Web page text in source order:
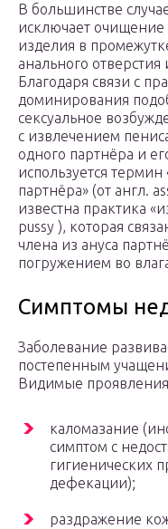
В большинстве
исключает очищение
изделия в
анального
Благодаря связи с
доминирования
сексуальное
с извлечением
одного партнёра и
используется термин
партнёра» (от англ.
известна практика
pussy ), которая
члена из ануса
погружением во
Симптомы
Заболевание
постепенным
Видимые
каломазание
симптом с
гигиенических
дефекации);
раздражение